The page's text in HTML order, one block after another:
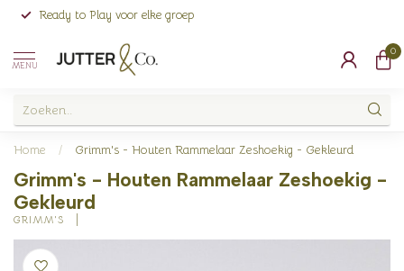
Ready to Play voor elke groep
MENU
0
Home / Grimm's - Houten Rammelaar Zeshoekig - Gekleurd
Grimm's - Houten Rammelaar Zeshoekig -
Gekleurd
GRIMM'S